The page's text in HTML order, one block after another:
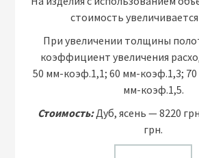
стоимость
При увеличении толщины
коэффициент увеличения
50 мм-коэф.1,1; 60 мм-коэф.1,3;
мм-коэф.1,5.
Стоимость: Дуб, ясень — 8220
грн.